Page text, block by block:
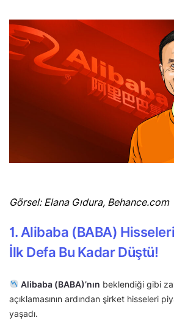
Görsel: Elana Gıdura, Behance.com
1. Alibaba (BABA)
İlk Defa Bu Kadar Düştü!
Alibaba (BABA)’nın beklendiği gibi
açıklamasının ardından şirket hisseleri
yaşadı.